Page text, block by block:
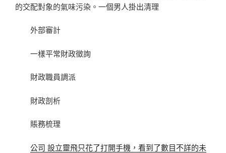
的交配對象的氣味污染。一個男人掛出清理
外部審計
一樣平常財政徵詢
財政職員調派
財政剖析
賬務梳理
公司 設立靈飛只花了打開手機，看到了數目不詳的未